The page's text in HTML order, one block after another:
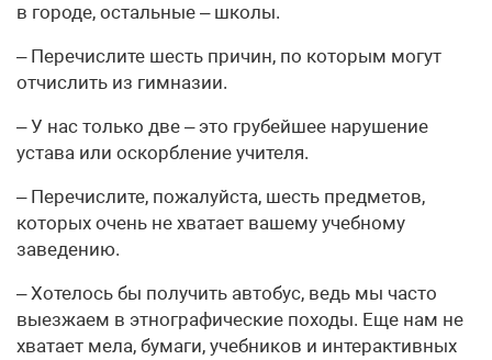
в городе, остальные – школы.
– Перечислите шесть причин, по которым могут
отчислить из гимназии.
– У нас только две – это грубейшее нарушение
устава или оскорбление учителя.
– Перечислите, пожалуйста, шесть предметов,
которых очень не хватает вашему учебному
заведению.
– Хотелось бы получить автобус, ведь мы часто
выезжаем в этнографические походы. Еще нам не
хватает мела, бумаги, учебников и интерактивных